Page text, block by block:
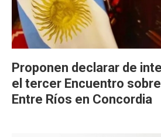
Proponen declarar de
el tercer Encuentro
Entre Ríos en Concordia